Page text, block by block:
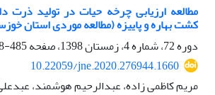
مطالعه ارزیابی چرخه حیات در تولید ذرت
کشت بهاره و پاییزه (مطالعه موردی استان
دوره 72، شماره 4، زمستان 1398، صفحه
485-498
10.22059/jne.2020.276944.1660
مریم کاظمی زاده، عبدالرحیم هوشمند،